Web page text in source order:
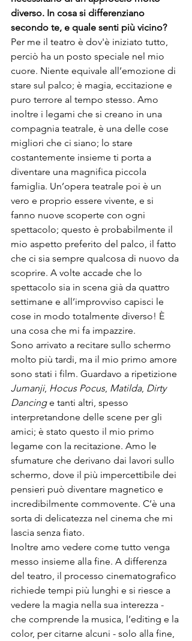
diverso. In cosa si differenziano
secondo te, e quale senti più vicino?
Per me il teatro è dov'è iniziato tutto,
perciò ha un posto speciale nel mio
cuore. Niente equivale all’emozione di
stare sul palco; è magia, eccitazione e
puro terrore al tempo stesso. Amo
inoltre i legami che si creano in una
compagnia teatrale, è una delle cose
migliori che ci siano; lo stare
costantemente insieme ti porta a
diventare una magnifica piccola
famiglia. Un’opera teatrale poi è un
vero e proprio essere vivente, e si
fanno nuove scoperte con ogni
spettacolo; questo è probabilmente il
mio aspetto preferito del palco, il fatto
che ci sia sempre qualcosa di nuovo da
scoprire. A volte accade che lo
spettacolo sia in scena già da quattro
settimane e all’improvviso capisci le
cose in modo totalmente diverso! È
una cosa che mi fa impazzire.
Sono arrivato a recitare sullo schermo
molto più tardi, ma il mio primo amore
sono stati i film. Guardavo a ripetizione
Jumanji, Hocus Pocus, Matilda, Dirty
Dancing e tanti altri, spesso
interpretandone delle scene per gli
amici; è stato questo il mio primo
legame con la recitazione. Amo le
sfumature che derivano dai lavori sullo
schermo, dove il più impercettibile dei
pensieri può diventare magnetico e
incredibilmente commovente. C’è una
sorta di delicatezza nel cinema che mi
lascia senza fiato.
Inoltre amo vedere come tutto venga
messo insieme alla fine. A differenza
del teatro, il processo cinematografico
richiede tempi più lunghi e si riesce a
vedere la magia nella sua interezza -
che comprende la musica, l’editing e la
color, per citarne alcuni - solo alla fine,